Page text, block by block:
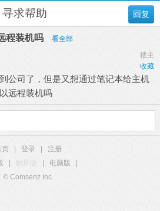
回复
寻求帮助
程装机吗 看全部
楼主
收藏
公司了，但是又想通过笔记本给主机
远程装机吗
页 登录
注册
触屏版 电脑版
© Comsenz Inc.